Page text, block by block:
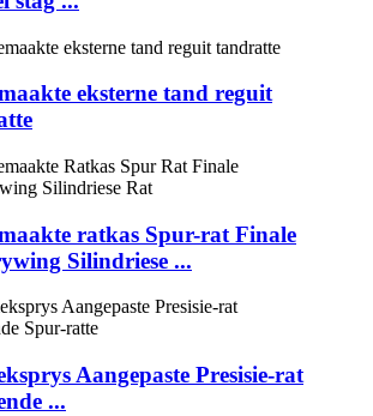
eksterne tand reguit
ratkas Spur-rat Finale
Silindriese ...
Aangepaste Presisie-rat
...